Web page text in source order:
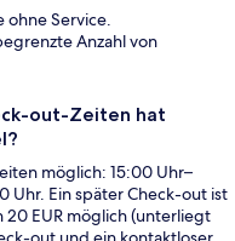
ohne Service.
Anzahl von
out-Zeiten hat
möglich: 15:00 Uhr–
Uhr. Ein später Check-out ist
EUR möglich (unterliegt